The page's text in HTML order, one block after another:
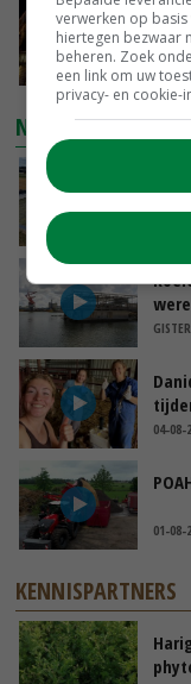
NIEUWSTE VIDEO'S
04-08-
01-08-
KENNISPARTNERS
verwerken op
hiertegen bezwaar
beheren. Zoek
een link om uw
privacy- en cookie-